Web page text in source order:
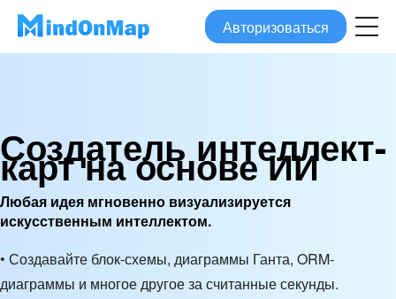
Авторизоваться
Создатель интеллект-
карт на основе ИИ
Любая идея мгновенно визуализируется
искусственным интеллектом.
• Создавайте блок-схемы, диаграммы Ганта, ORM-
диаграммы и многое другое за считанные секунды.